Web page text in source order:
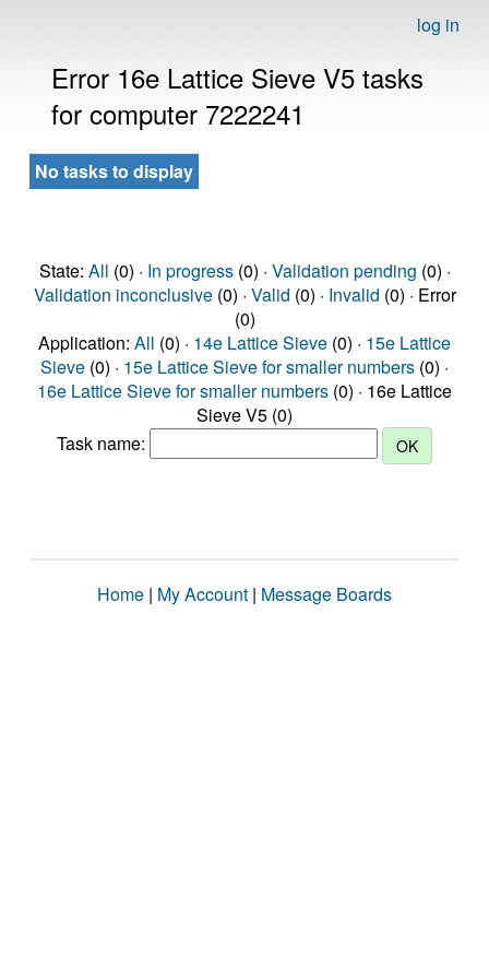
log in
Error 16e Lattice Sieve V5 tasks
for computer 7222241
No tasks to display
State: All (0) · In progress(0) · Validation pending (0) ·
Validation inconclusive(0) · Valid (0) · Invalid (0) · Error
(0)
Application: All (0) · 14e Lattice Sieve (0) · 15e Lattice
Sieve (0) · 15e Lattice Sieve for smaller numbers (0) ·
16e Lattice Sieve for smaller numbers (0) · 16e Lattice
Sieve V5 (0)
Task name:
Home | My Account | Message Boards